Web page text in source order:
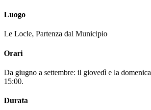
Luogo
Le Locle, Partenza dal Municipio
Orari
Da giugno a settembre: il giovedì e la
15:00.
Durata